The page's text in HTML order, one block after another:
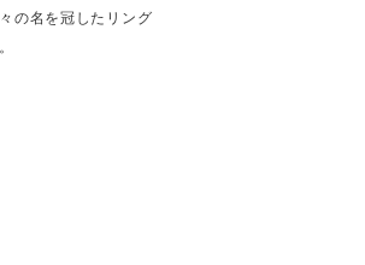
の名を冠したリング